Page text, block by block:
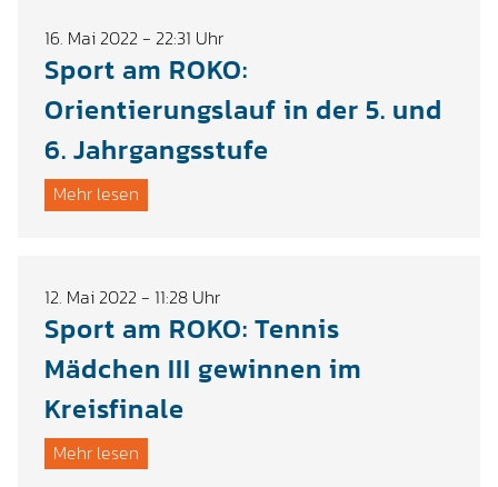
16. Mai 2022 - 22:31 Uhr
Sport am ROKO:
Orientierungslauf in der 5. und
6. Jahrgangsstufe
Mehr lesen
12. Mai 2022 - 11:28 Uhr
Sport am ROKO: Tennis
Mädchen III gewinnen im
Kreisfinale
Mehr lesen